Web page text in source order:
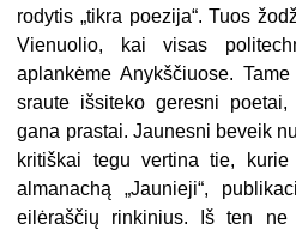
rodytis „tikra poezija“. Tuos
Vienuolio, kai visas
aplankėme Anykščiuose.
sraute išsiteko geresni
gana prastai. Jaunesni beveik
kritiškai tegu vertina tie,
almanachą „Jaunieji“,
eilėraščių rinkinius. Iš ten